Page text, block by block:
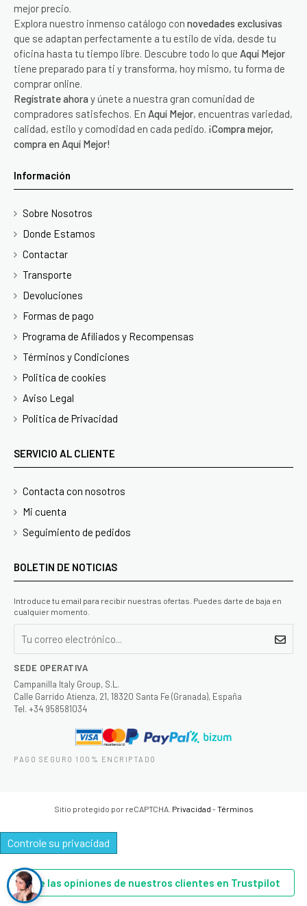
mejor precio.
Explora nuestro inmenso catálogo con novedades exclusivas
que se adaptan perfectamente a tu estilo de vida, desde tu
oficina hasta tu tiempo libre. Descubre todo lo que Aquí Mejor
tiene preparado para ti y transforma, hoy mismo, tu forma de
comprar online.
Regístrate ahora y únete a nuestra gran comunidad de
compradores satisfechos. En Aquí Mejor, encuentras variedad,
calidad, estilo y comodidad en cada pedido. ¡Compra mejor,
compra en Aquí Mejor!
Información
Sobre Nosotros
Donde Estamos
Contactar
Transporte
Devoluciones
Formas de pago
Programa de Afiliados y Recompensas
Términos y Condiciones
Politica de cookies
Aviso Legal
Politica de Privacidad
SERVICIO AL CLIENTE
Contacta con nosotros
Mi cuenta
Seguimiento de pedidos
BOLETIN DE NOTICIAS
Introduce tu email para recibir nuestras ofertas. Puedes darte de baja en
cualquier momento.
SEDE OPERATIVA
Campanilla Italy Group, S.L.
Calle Garrido Atienza, 21, 18320 Santa Fe (Granada), España
Tel. +34 958581034
PAGO SEGURO 100% ENCRIPTADO
Sitio protegido por reCAPTCHA. Privacidad -Términos
Controle su privacidad
Lee las opiniones de nuestros clientes en Trustpilot